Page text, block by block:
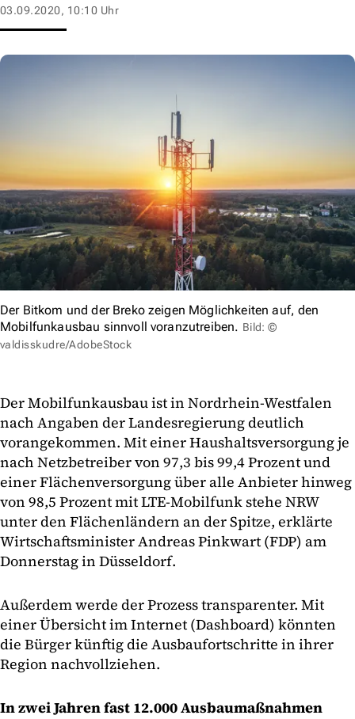
03.09.2020, 10:10 Uhr
Der Bitkom und der Breko zeigen Möglichkeiten auf, den
Mobilfunkausbau sinnvoll voranzutreiben. Bild: ©
valdisskudre/AdobeStock
Der Mobilfunkausbau ist in Nordrhein-Westfalen
nach Angaben der Landesregierung deutlich
vorangekommen. Mit einer Haushaltsversorgung je
nach Netzbetreiber von 97,3 bis 99,4 Prozent und
einer Flächenversorgung über alle Anbieter hinweg
von 98,5 Prozent mit LTE-Mobilfunk stehe NRW
unter den Flächenländern an der Spitze, erklärte
Wirtschaftsminister Andreas Pinkwart (FDP) am
Donnerstag in Düsseldorf.
Außerdem werde der Prozess transparenter. Mit
einer Übersicht im Internet (Dashboard) könnten
die Bürger künftig die Ausbaufortschritte in ihrer
Region nachvollziehen.
In zwei Jahren fast 12.000 Ausbaumaßnahmen